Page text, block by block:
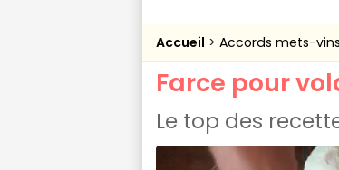
Accueil Accords mets-vins
Farce pour
Le top des